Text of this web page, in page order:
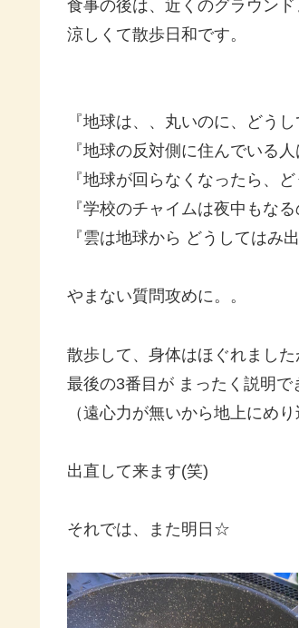
食事の後は、近くのグラウン
涼しくて散歩日和です。
『地球は、、丸いのに、どう
『地球の反対側に住んでいる
『地球が回らなくなったら、ど
『学校のチャイムは夜中もなる
『雲は地球から どうしてはみ
やまない質問攻めに。。
散歩して、身体はほぐれました
最後の3番目が まったく説明で
（遠心力が無いから地上にめ
出直して来ます(笑)
それでは、また明日☆